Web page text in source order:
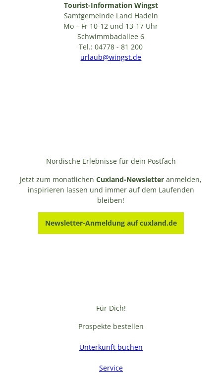
Tourist-Information Wingst
Samtgemeinde Land Hadeln
Mo – Fr 10-12 und 13-17 Uhr
Schwimmbadallee 6
Tel.: 04778 - 81 200
urlaub@wingst.de
Nordische Erlebnisse für dein Postfach
Jetzt zum monatlichenCuxland-Newsletter anmelden,
inspirieren lassen und immer auf dem Laufenden
bleiben!
Newsletter-Anmeldung auf cuxland.de
Für Dich!
Prospekte bestellen
Unterkunft buchen
Service